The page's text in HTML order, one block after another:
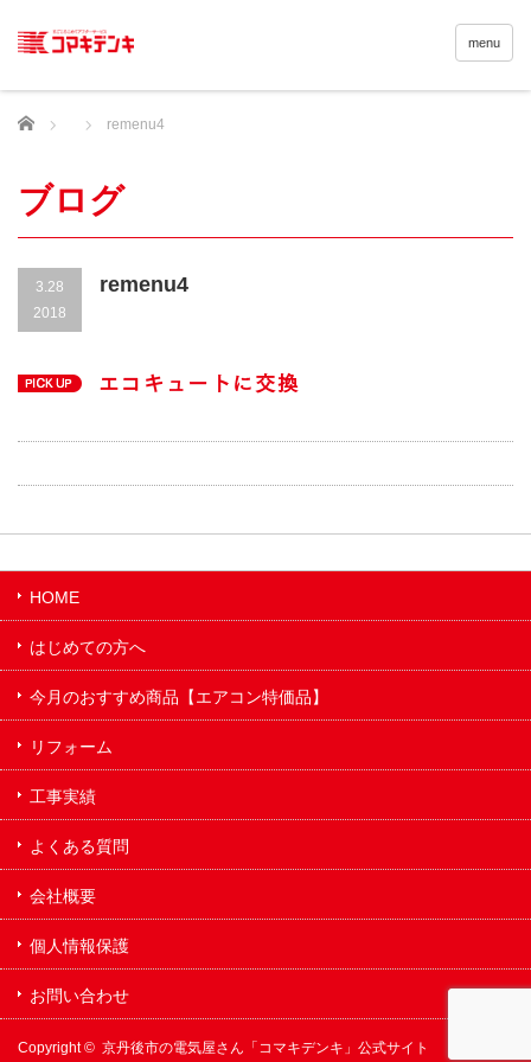
menu
Home remenu4
ブログ
3.28
2018
remenu4
HOME
はじめての方へ
今月のおすすめ商品【エアコン特価品】
リフォーム
工事実績
よくある質問
会社概要
個人情報保護
お問い合わせ
Copyright © 京丹後市の電気屋さん「コマキデンキ」公式サイト